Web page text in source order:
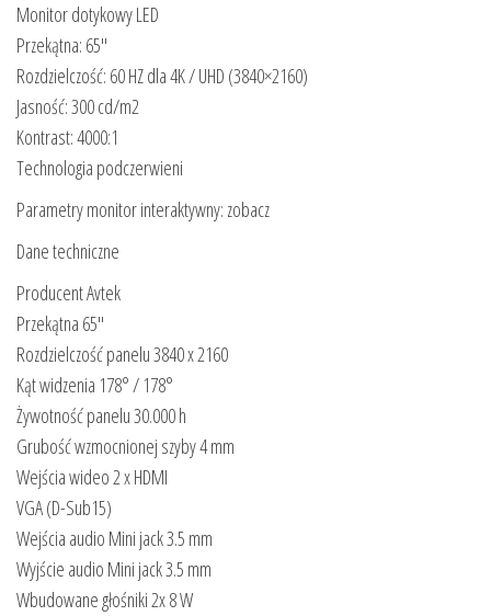
Monitor dotykowy LED
Przekątna: 65″
Rozdzielczość: 60 HZ dla 4K / UHD (3840×2160)
Jasność: 300 cd/m2
Kontrast: 4000:1
Technologia podczerwieni
Parametry monitor interaktywny: zobacz
Dane techniczne
Producent Avtek
Przekątna 65″
Rozdzielczość panelu 3840 x 2160
Kąt widzenia 178° / 178°
Żywotność panelu 30.000 h
Grubość wzmocnionej szyby 4 mm
Wejścia wideo 2 x HDMI
VGA (D-Sub15)
Wejścia audio Mini jack 3.5 mm
Wyjście audio Mini jack 3.5 mm
Wbudowane głośniki 2x 8 W